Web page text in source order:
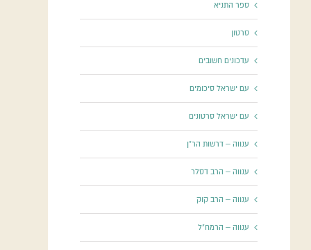
ספר התניא
סרטון
עדכונים חשובים
עם ישראל סיכומים
עם ישראל סרטונים
ענווה – דרשות הר"ן
ענווה – הרב דסלר
ענווה – הרב קוק
ענווה – הרמח"ל